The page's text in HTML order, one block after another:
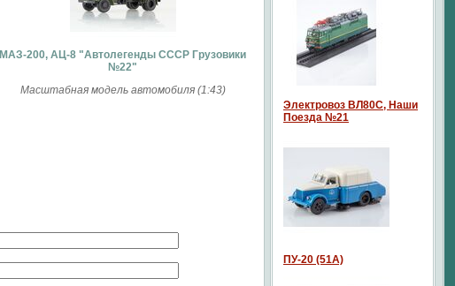
МАЗ-200, АЦ-8 "Автолегенды СССР Грузовики
№22"
Масштабная модель автомобиля (1:43)
Электровоз ВЛ80С, Наши
Поезда №21
ПУ-20 (51А)